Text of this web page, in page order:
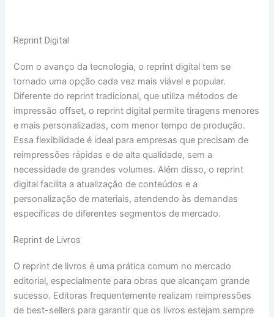
Reprint Digital
Com o avanço da tecnologia, o reprint digital tem se
tornado uma opção cada vez mais viável e popular.
Diferente do reprint tradicional, que utiliza métodos de
impressão offset, o reprint digital permite tiragens menores
e mais personalizadas, com menor tempo de produção.
Essa flexibilidade é ideal para empresas que precisam de
reimpressões rápidas e de alta qualidade, sem a
necessidade de grandes volumes. Além disso, o reprint
digital facilita a atualização de conteúdos e a
personalização de materiais, atendendo às demandas
específicas de diferentes segmentos de mercado.
Reprint de Livros
O reprint de livros é uma prática comum no mercado
editorial, especialmente para obras que alcançam grande
sucesso. Editoras frequentemente realizam reimpressões
de best-sellers para garantir que os livros estejam sempre